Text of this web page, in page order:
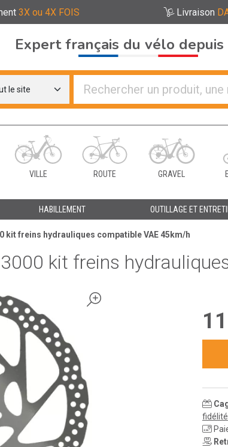
3X ou 4X FOIS Livraison
distributeurs de vélo
Expert français du vélo depuis
VILLE ROUTE GRAVEL
HABILLEMENT OUTILLAGE ET
kit freins hydrauliques compatible VAE 45km/h
kit freins
fidélité